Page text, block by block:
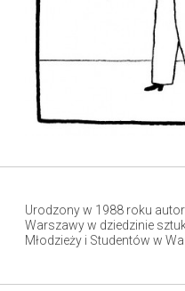
Urodzony w 1988 roku
Warszawy w dziedzinie
Młodzieży i Studentów w